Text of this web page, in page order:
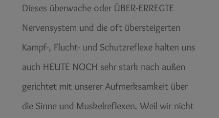
Dieses überwache oder ÜBER-ERREGTE
Nervensystem und die oft übersteigerten
Kampf-, Flucht- und Schutzreflexe halten uns
auch HEUTE NOCH sehr stark nach außen
gerichtet mit unserer Aufmerksamkeit über
die Sinne und Muskelreflexen. Weil wir nicht